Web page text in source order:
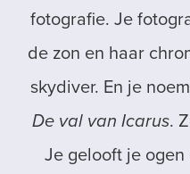
fotografie. Je
de zon en haar
skydiver. En je
De val van Icarus.
Je gelooft je